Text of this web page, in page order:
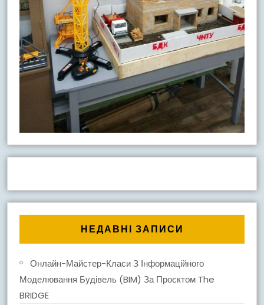
НЕДАВНІ ЗАПИСИ
Онлайн-Майстер-Класи З Інформаційного
Моделювання Будівель (BIM) За Проєктом The
BRIDGE